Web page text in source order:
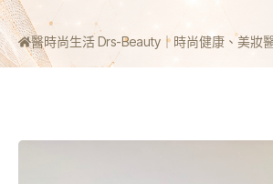
潮流趨勢 營養
醫時尚生活 Drs-Beauty｜時尚健康、美妝